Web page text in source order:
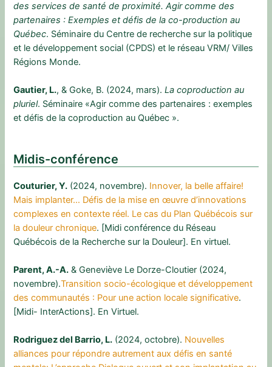
des services de santé de proximité. Agir comme des
partenaires : Exemples et défis de la co-production au
Québec. Séminaire du Centre de recherche sur la politique
et le développement social (CPDS) et le réseau VRM/ Villes
Régions Monde.
Gautier, L., & Goke, B. (2024, mars).La coproduction au
pluriel. Séminaire «Agir comme des partenaires : exemples
et défis de la coproduction au Québec ».
Midis-conférence
Couturier, Y. (2024, novembre). Innover, la belle affaire!
Mais implanter… Défis de la mise en œuvre d’innovations
complexes en contexte réel. Le cas du Plan Québécois sur
la douleur chronique. [Midi conférence du Réseau
Québécois de la Recherche sur la Douleur]. En virtuel.
Parent, A.-A. & Geneviève Le Dorze-Cloutier (2024,
novembre).Transition socio-écologique et développement
des communautés : Pour une action locale significative.
[Midi- InterActions]. En Virtuel.
Rodriguez del Barrio, L. (2024, octobre). Nouvelles
alliances pour répondre autrement aux défis en santé